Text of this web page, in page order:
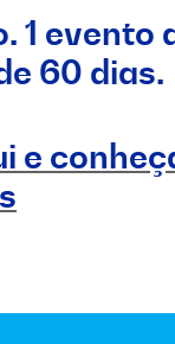
1 evento
60 dias.
e